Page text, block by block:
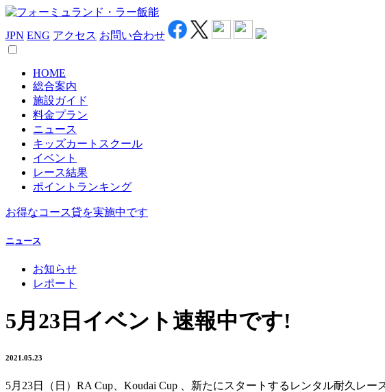
JPN ENG アクセス お問い合わせ
HOME
総合案内
施設ガイド
料金プラン
ニュース
キッズカートスクール
イベント
レース結果
ポイントランキング
お得なコース貸を実施中です
ニュース
お知らせ
レポート
5月23日イベント速報中です!
2021.05.23
5月23日（日）RA Cup、Koudai Cup 、新たにスタートするレンタル耐久レ